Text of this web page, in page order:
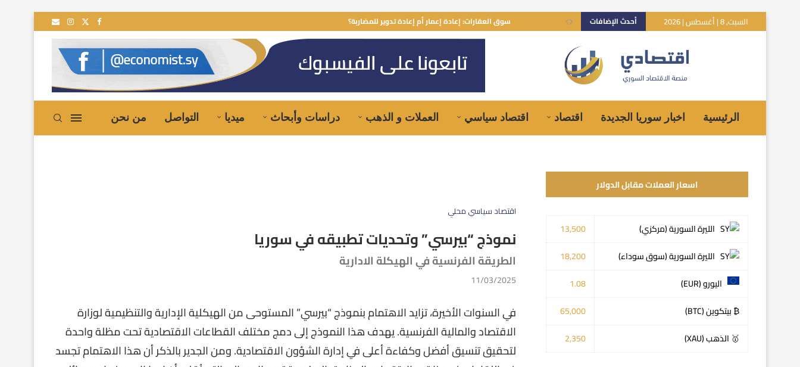
السبت, 8 | أغسطس | 2026 أحدث الإضافات سوق العقارات: إعادة إعمار أم إعادة تدوير للمضاربة؟
الرئيسية اخبار سوريا الجديدة اقتصاد اقتصاد سياسي العملات و الذهب دراسات وأبحاث ميديا التواصل من نحن
اقتصاد سياسي محلي
نموذج “بيرسي” وتحديات تطبيقه في سوريا
الطريقة الفرنسية في الهيكلة الادارية
11/03/2025
في السنوات الأخيرة، تزايد الاهتمام بنموذج “بيرسي” المستوحى من الهيكلية الإدارية والتنظيمية لوزارة
الاقتصاد والمالية الفرنسية. يهدف هذا النموذج إلى دمج مختلف القطاعات الاقتصادية تحت مظلة واحدة
لتحقيق تنسيق أفضل وكفاءة أعلى في إدارة الشؤون الاقتصادية. ومن الجدير بالذكر أن هذا الاهتمام تجسد
اسعار العملات مقابل الدولار
الليرة السورية (مركزي)
13,500
الليرة السورية (سوق سوداء)
18,200
اليورو (EUR)
1.08
₿ بيتكوين (BTC)
65,000
🥇 الذهب (XAU)
2,350